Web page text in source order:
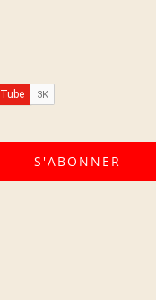
S'ABONNER